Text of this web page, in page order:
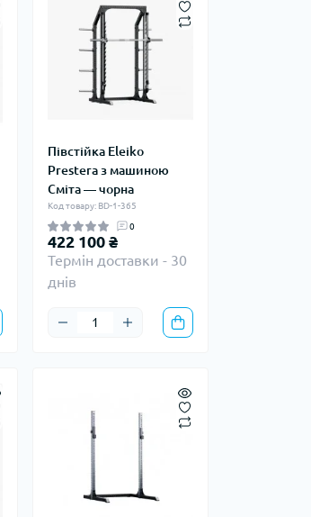
Півстійка Eleiko
Prestera з машиною
Сміта — чорна
Код товару: BD-1-365
0
422 100 ₴
Термін доставки - 30
днів